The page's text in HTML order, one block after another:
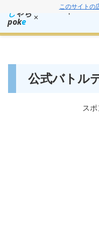
このサイトの
しゃち
poke ×
公式バトル
ス